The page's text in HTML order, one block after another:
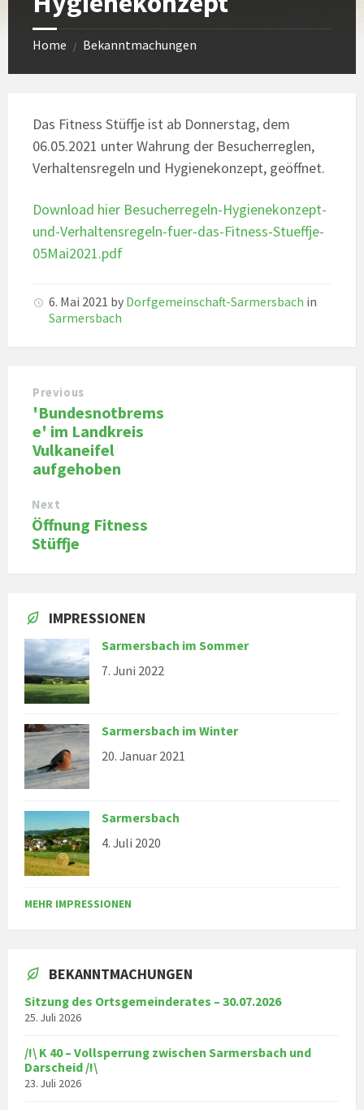
Home / Bekanntmachungen
Das Fitness Stüffje ist ab Donnerstag, dem
06.05.2021 unter Wahrung der Besucherreglen,
Verhaltensregeln und Hygienekonzept, geöffnet.
Download hier Besucherregeln-Hygienekonzept-
und-Verhaltensregeln-fuer-das-Fitness-Stueffje-
05Mai2021.pdf
6. Mai 2021 by Dorfgemeinschaft-Sarmersbach in
Sarmersbach
Previous
'Bundesnotbrems
e' im Landkreis
Vulkaneifel
aufgehoben
Next
Öffnung Fitness
Stüffje
IMPRESSIONEN
Sarmersbach im Sommer
7. Juni 2022
Sarmersbach im Winter
20. Januar 2021
Sarmersbach
4. Juli 2020
MEHR IMPRESSIONEN
BEKANNTMACHUNGEN
Sitzung des Ortsgemeinderates – 30.07.2026
25. Juli 2026
/!\ K 40 – Vollsperrung zwischen Sarmersbach und
Darscheid /!\
23. Juli 2026